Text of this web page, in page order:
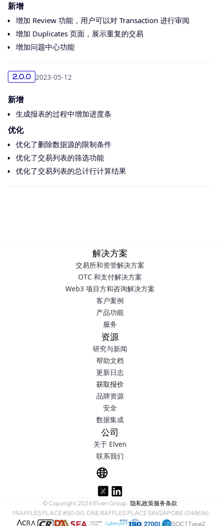
新增
增加 Review 功能，用户可以对 Transaction 进行审阅
增加 Duplicates 页面，展示重复的交易
增加问题中心功能
2.0.0 2023-05-12
新增
生成报表的过程中增加进度条
优化
优化了删除数据源的限制条件
优化了交易列表的筛选功能
优化了交易列表的总计行计算结果
解决方案
交易所和资管解决方案
OTC 和支付解决方案
Web3 项目方和咨询解决方案
客户案例
产品功能
服务
资源
研究与新闻
帮助文档
更新日志
获取报价
品牌资源
安全
数据集成
公司
关于 Elven
联系我们
© Copyright 2024 Elven Group. 隐私政策服务条款
1 RAFFLES PLACE #50-00, ONE RAFFLES PLACE SINGAPORE (048616)
SOC1 Type2